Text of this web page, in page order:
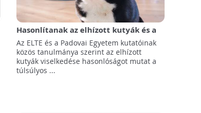
Hasonlítanak az elhízott kutyák és a
túlsúlyos emberek?
Az ELTE és a Padovai Egyetem kutatóinak
közös tanulmánya szerint az elhízott
kutyák viselkedése hasonlóságot mutat a
túlsúlyos ...